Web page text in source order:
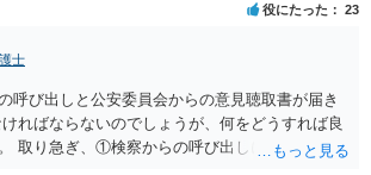
役にたった 23
士
呼び出しと公安委員会からの意見聴取書が届き
ればならないのでしょうが、何をどうすれば良
取り急ぎ、①検察からの呼び出しにはきちんと